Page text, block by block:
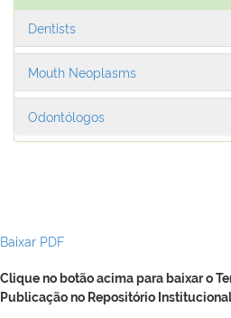
Dentists
Mouth Neoplasms
Odontólogos
Baixar PDF
Clique no botão acima para baixar o
Publicação no Repositório Institucional